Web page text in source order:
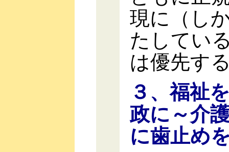
現に（し
たしてい
は優先す
３、福祉
政に～介
に歯止め